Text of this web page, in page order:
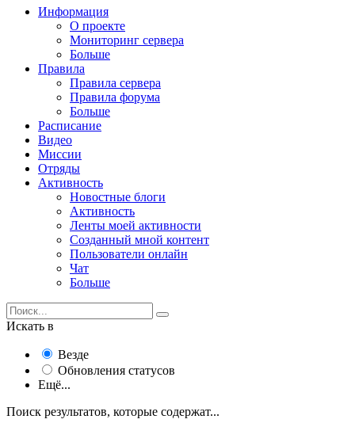
Информация
О проекте
Мониторинг сервера
Больше
Правила
Правила сервера
Правила форума
Больше
Расписание
Видео
Миссии
Отряды
Активность
Новостные блоги
Активность
Ленты моей активности
Созданный мной контент
Пользователи онлайн
Чат
Больше
Искать в
Везде
Обновления статусов
Ещё...
Поиск результатов, которые содержат...